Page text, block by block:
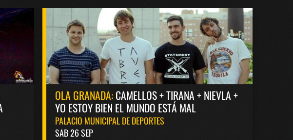
OLA GRANADA:CAMELLOS + TIRANA + NIEVLA +
YO ESTOY BIEN EL MUNDO ESTÁ MAL
PALACIO MUNICIPAL DE DEPORTES
SAB 26 SEP